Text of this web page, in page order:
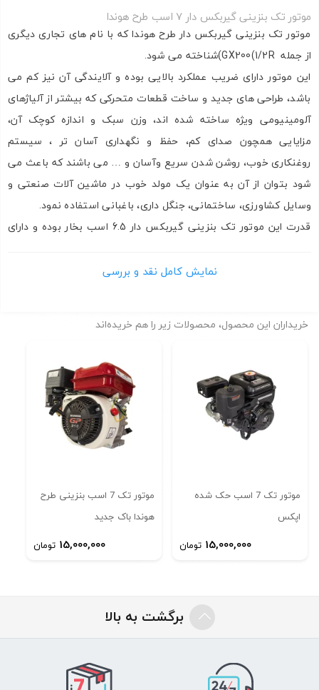
موتور تک بنزینی گیربکس دار 7 اسب طرح هوندا
موتور تک بنزینی گیربکس دارطرح هوندا که با نام های تجاری دیگری
از جمله GX200(1/2R)شناخته می شود.
این موتور دارای ضریب عملکرد بالایی بوده و آلایندگی آن نیز کم می
باشد، طراحی های جدید و ساخت قطعات متحرکی که بیشتر از آلیاژهای
آلومینیومی ویژه ساخته شده اند، وزن سبک و اندازه کوچک آن،
مزایایی همچون صدای کم، حفظ و نگهداری آسان تر ، سیستم
روغنکاری خوب، روشن شدن سریع وآسان و … می باشند که باعث می
شود بتوان از آن به عنوان یک مولد خوب در ماشین آلات صنعتی و
وسایل کشاورزی، ساختمانی، جنگل داری، باغبانی استفاده نمود.
قدرت این موتور تک بنزینی گیربکس دار
6.5 اسب بخار بوده و دارای
سمپاش مناسب و ایده آل است.
موتور تک بنزینی گیربکس دار 7 اسب طرح هوندا -
هوندا با بهترین قیمت در فروشگاه ابزار آلات صنعتی و کشاورزی اپکس
Product Currency:
Product Price:2600000
Product In-Stock:
نمایش کامل نقد و بررسی
خریداران این محصول، محصولات زیر را هم خریده‌اند
موتور تک 7 اسب حک شده
اپكس
15,000,000 تومان
موتور تک 7 اسب بنزينی طرح
هوندا باک جديد
15,000,000 تومان
برگشت به بالا
اشتراک گذاری در شبکه های اجتماعی
ارسال به ایمیل
بنزینی
هوندا